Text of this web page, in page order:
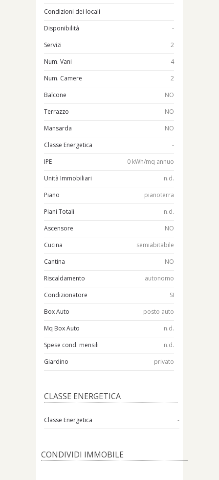
Condizioni dei locali
Disponibilità
-
Servizi
2
Num. Vani
4
Num. Camere
2
Balcone
NO
Terrazzo
NO
Mansarda
NO
Classe Energetica
-
IPE
0 kWh/mq annuo
Unità Immobiliari
n.d.
Piano
pianoterra
Piani Totali
n.d.
Ascensore
NO
Cucina
semiabitabile
Cantina
NO
Riscaldamento
autonomo
Condizionatore
SI
Box Auto
posto auto
Mq Box Auto
n.d.
Spese cond. mensili
n.d.
Giardino
privato
CLASSE ENERGETICA
Classe Energetica -
CONDIVIDI IMMOBILE